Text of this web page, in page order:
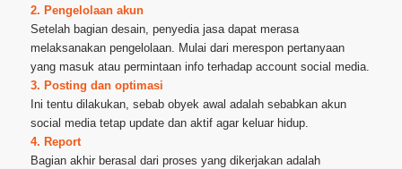
2. Pengelolaan akun
Setelah bagian desain, penyedia jasa dapat merasa
melaksanakan pengelolaan. Mulai dari merespon pertanyaan
yang masuk atau permintaan info terhadap account social media.
3. Posting dan optimasi
Ini tentu dilakukan, sebab obyek awal adalah sebabkan akun
social media tetap update dan aktif agar keluar hidup.
4. Report
Bagian akhir berasal dari proses yang dikerjakan adalah